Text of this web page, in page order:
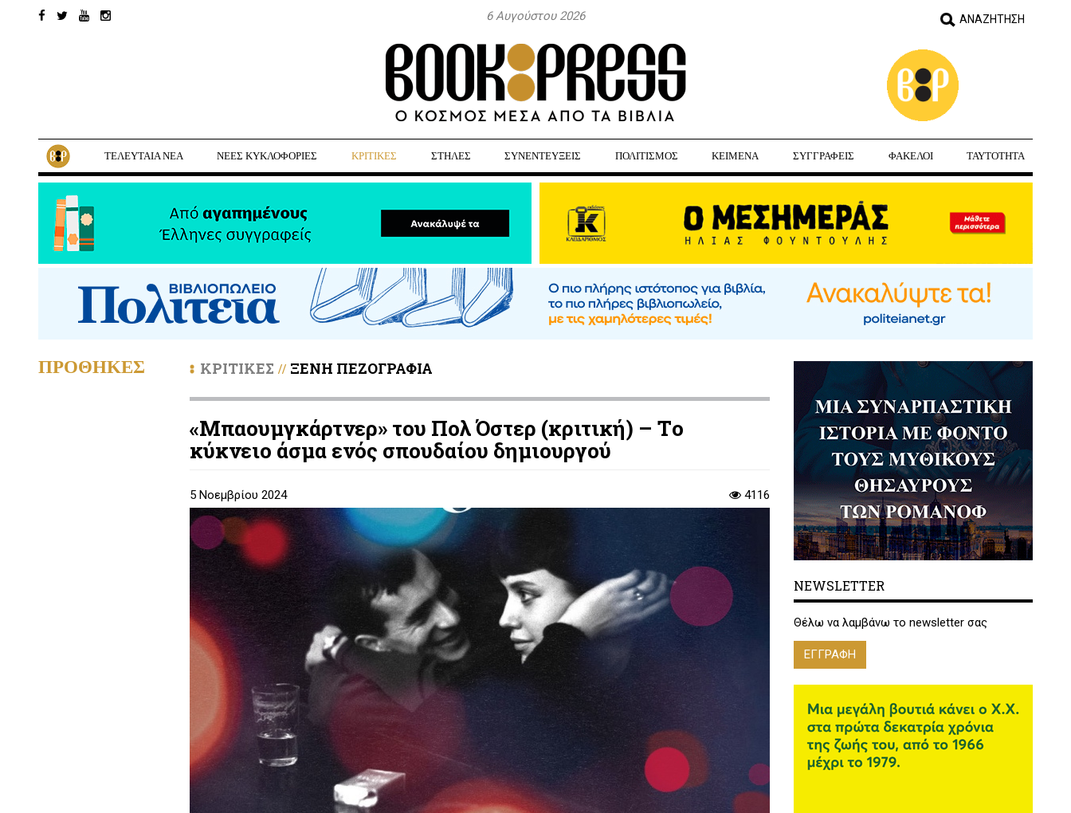
6 Αυγούστου 2026
ΤΕΛΕΥΤΑΙΑ ΝΕΑ ΝΕΕΣ ΚΥΚΛΟΦΟΡΙΕΣ ΚΡΙΤΙΚΕΣ ΣΤΗΛΕΣ ΣΥΝΕΝΤΕΥΞΕΙΣ ΠΟΛΙΤΙΣΜΟΣ ΚΕΙΜΕΝΑ ΣΥΓΓΡΑΦΕΙΣ ΦΑΚΕΛΟΙ ΤΑΥΤΟΤΗΤΑ
ΚΡΙΤΙΚΕΣ // ΞΕΝΗ ΠΕΖΟΓΡΑΦΙΑ
«Μπαουμγκάρτνερ» του Πολ Όστερ (κριτική) – Tο
κύκνειο άσμα ενός σπουδαίου δημιουργού
5 Νοεμβρίου 2024 4116
ΠΡΟΘΗΚΕΣ
NEWSLETTER
Θέλω να λαμβάνω το newsletter σας
ΕΓΓΡΑΦΗ